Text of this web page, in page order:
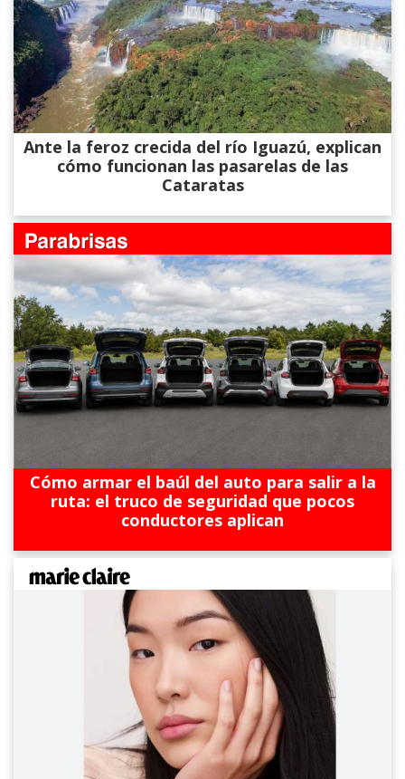
Ante la feroz crecida del río Iguazú, explican
cómo funcionan las pasarelas de las
Cataratas
Cómo armar el baúl del auto para salir a la
ruta: el truco de seguridad que pocos
conductores aplican